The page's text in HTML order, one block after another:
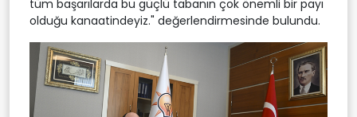
tüm başarılarda bu güçlü tabanın çok önemli bir payı
olduğu kanaatindeyiz." değerlendirmesinde bulundu.